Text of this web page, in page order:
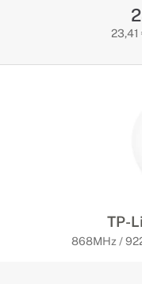
23,41
TP-
868MHz /